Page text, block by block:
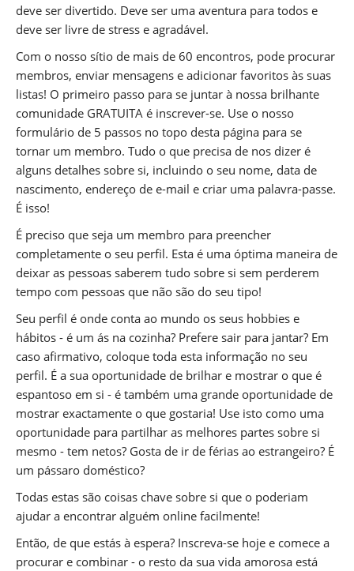
deve ser divertido. Deve ser uma aventura para todos e
deve ser livre de stress e agradável.
Com o nosso sítio de mais de 60 encontros, pode procurar
membros, enviar mensagens e adicionar favoritos às suas
listas! O primeiro passo para se juntar à nossa brilhante
comunidade GRATUITA é inscrever-se. Use o nosso
formulário de 5 passos no topo desta página para se
tornar um membro. Tudo o que precisa de nos dizer é
alguns detalhes sobre si, incluindo o seu nome, data de
nascimento, endereço de e-mail e criar uma palavra-passe.
É isso!
É preciso que seja um membro para preencher
completamente o seu perfil. Esta é uma óptima maneira de
deixar as pessoas saberem tudo sobre si sem perderem
tempo com pessoas que não são do seu tipo!
Seu perfil é onde conta ao mundo os seus hobbies e
hábitos - é um ás na cozinha? Prefere sair para jantar? Em
caso afirmativo, coloque toda esta informação no seu
perfil. É a sua oportunidade de brilhar e mostrar o que é
espantoso em si - é também uma grande oportunidade de
mostrar exactamente o que gostaria! Use isto como uma
oportunidade para partilhar as melhores partes sobre si
mesmo - tem netos? Gosta de ir de férias ao estrangeiro? É
um pássaro doméstico?
Todas estas são coisas chave sobre si que o poderiam
ajudar a encontrar alguém online facilmente!
Então, de que estás à espera? Inscreva-se hoje e comece a
procurar e combinar - o resto da sua vida amorosa está